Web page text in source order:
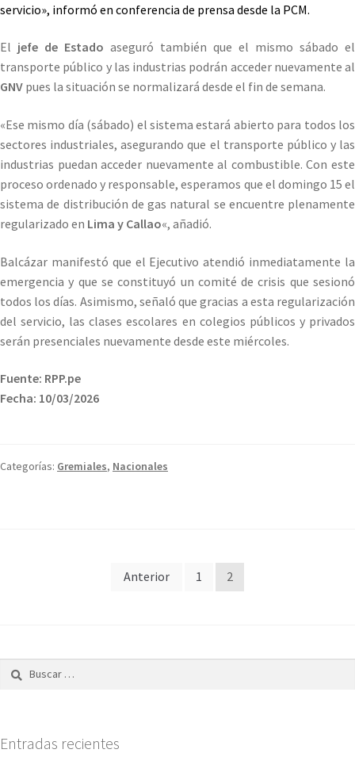
servicio», informó en conferencia de prensa desde la PCM.
El jefe de Estado aseguró también que el mismo sábado el
transporte público y las industrias podrán acceder nuevamente al
GNV pues la situación se normalizará desde el fin de semana.
«Ese mismo día (sábado) el sistema estará abierto para todos los
sectores industriales, asegurando que el transporte público y las
industrias puedan acceder nuevamente al combustible. Con este
proceso ordenado y responsable, esperamos que el domingo 15 el
sistema de distribución de gas natural se encuentre plenamente
regularizado en Lima y Callao«, añadió.
Balcázar manifestó que el Ejecutivo atendió inmediatamente la
emergencia y que se constituyó un comité de crisis que sesionó
todos los días. Asimismo, señaló que gracias a esta regularización
del servicio, las clases escolares en colegios públicos y privados
serán presenciales nuevamente desde este miércoles.
Fuente: RPP.pe
Fecha: 10/03/2026
Categorías: Gremiales, Nacionales
Anterior 1 2
Entradas recientes